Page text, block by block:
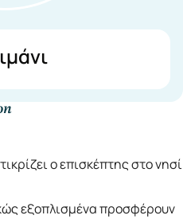
ο επισκέπτης στο νησί
εξοπλισμένα προσφέρουν